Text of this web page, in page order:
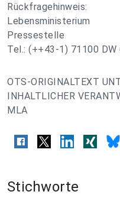
Rückfragehinweis:
Lebensministerium
Pressestelle
Tel.: (++43-1) 71100 DW
OTS-ORIGINALTEXT
INHALTLICHER
MLA
Stichworte